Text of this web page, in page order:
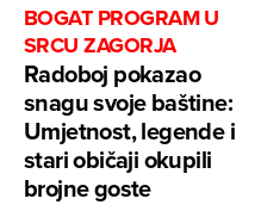
BOGAT PROGRAM U
SRCU ZAGORJA
Radoboj pokazao
snagu svoje baštine:
Umjetnost, legende i
stari običaji okupili
brojne goste